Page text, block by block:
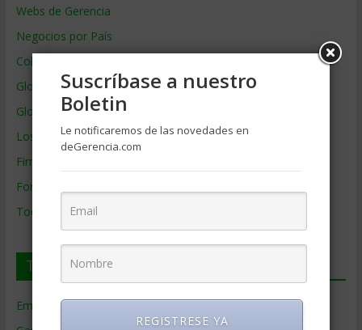
Webs de Gerencia
Negocios por País
Colaboradores de Gerencia
Glosario
Glosario Inglés – Español
Los mejores MBA
Firmas de Gerencia
Formación de Gerencia
Todos los Temas
Temas de Gerencia
Empresas de Gerencia(38)
Suscríbase a nuestro
Boletin
Le notificaremos de las novedades en
deGerencia.com
REGISTRESE YA